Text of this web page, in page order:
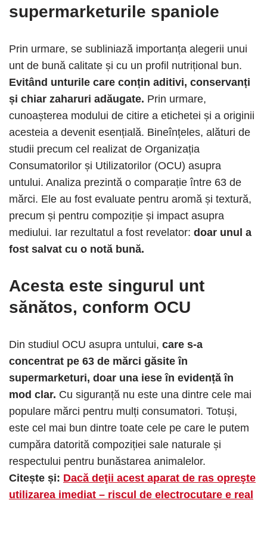
supermarketurile spaniole
Prin urmare, se subliniază importanța alegerii unui
unt de bună calitate și cu un profil nutrițional bun.
Evitând unturile care conțin aditivi, conservanți
și chiar zaharuri adăugate. Prin urmare,
cunoașterea modului de citire a etichetei și a originii
acesteia a devenit esențială. Bineînțeles, alături de
studii precum cel realizat de Organizația
Consumatorilor și Utilizatorilor (OCU) asupra
untului. Analiza prezintă o comparație între 63 de
mărci. Ele au fost evaluate pentru aromă și textură,
precum și pentru compoziție și impact asupra
mediului. Iar rezultatul a fost revelator: doar unul a
fost salvat cu o notă bună.
Acesta este singurul unt
sănătos, conform OCU
Din studiul OCU asupra untului, care s-a
concentrat pe 63 de mărci găsite în
supermarketuri, doar una iese în evidență în
mod clar. Cu siguranță nu este una dintre cele mai
populare mărci pentru mulți consumatori. Totuși,
este cel mai bun dintre toate cele pe care le putem
cumpăra datorită compoziției sale naturale și
respectului pentru bunăstarea animalelor.
Citește și: Dacă deţii acest aparat de ras opreşte
utilizarea imediat – riscul de electrocutare e real